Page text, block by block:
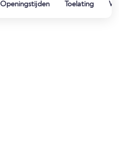
Openingstijden Toelating